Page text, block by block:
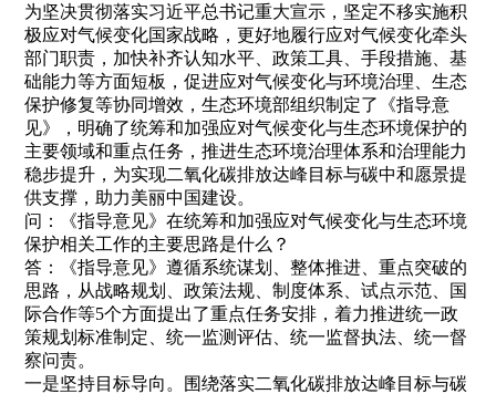
为坚决贯彻落实习近平总书记重大宣示，坚定不移实施积
极应对气候变化国家战略，更好地履行应对气候变化牵头
部门职责，加快补齐认知水平、政策工具、手段措施、基
础能力等方面短板，促进应对气候变化与环境治理、生态
保护修复等协同增效，生态环境部组织制定了《指导意
见》，明确了统筹和加强应对气候变化与生态环境保护的
主要领域和重点任务，推进生态环境治理体系和治理能力
稳步提升，为实现二氧化碳排放达峰目标与碳中和愿景提
供支撑，助力美丽中国建设。
问：《指导意见》在统筹和加强应对气候变化与生态环境
保护相关工作的主要思路是什么？
答：《指导意见》遵循系统谋划、整体推进、重点突破的
思路，从战略规划、政策法规、制度体系、试点示范、国
际合作等5个方面提出了重点任务安排，着力推进统一政
策规划标准制定、统一监测评估、统一监督执法、统一督
察问责。
一是坚持目标导向。围绕落实二氧化碳排放达峰目标与碳